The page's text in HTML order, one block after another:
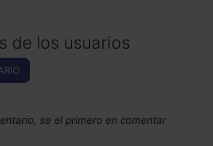
de los usuarios
se el primero en comentar